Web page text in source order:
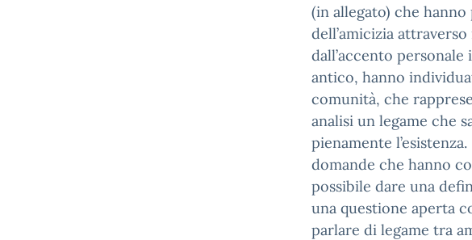
(in allegato) che
dell’amicizia
dall’accento
antico, hanno
comunità, che
analisi un legame che
pienamente
domande che hanno
possibile dare una
una questione aperta
parlare di legame tra